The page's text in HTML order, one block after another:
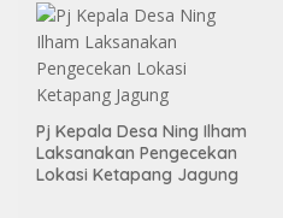
Pj Kepala Desa Ning Ilham
Laksanakan Pengecekan
Lokasi Ketapang Jagung